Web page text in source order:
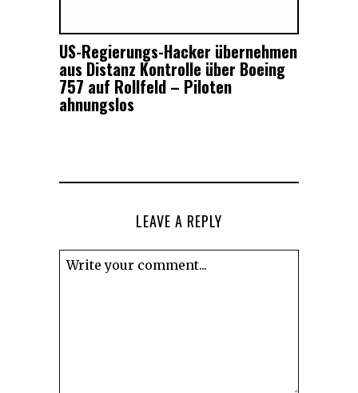
US-Regierungs-Hacker übernehmen
aus Distanz Kontrolle über Boeing
757 auf Rollfeld – Piloten
ahnungslos
LEAVE A REPLY